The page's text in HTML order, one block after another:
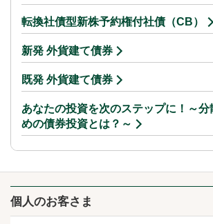
転換社債型新株予約権付社債（CB）
新発 外貨建て債券
既発 外貨建て債券
あなたの投資を次のステップに！～
めの債券投資とは？～
個人のお客さま